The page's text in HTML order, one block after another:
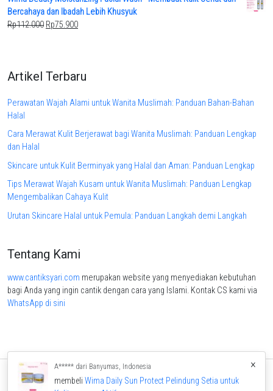
Rp133.500.Rp89.900.
Bercahaya dan Ibadah Lebih Khusyuk
Rp112.000 Original
Rp75.900Current
Artikel Terbaru
Perawatan Wajah Alami untuk Wanita Muslimah: Panduan Bahan-Bahan
Halal
Cara Merawat Kulit Berjerawat bagi Wanita Muslimah: Panduan Lengkap
dan Halal
Skincare untuk Kulit Berminyak yang Halal dan Aman: Panduan Lengkap
Tips Merawat Wajah Kusam untuk Wanita Muslimah: Panduan Lengkap
Mengembalikan Cahaya Kulit
Urutan Skincare Halal untuk Pemula: Panduan Langkah demi Langkah
Tentang Kami
www.cantiksyari.com merupakan website yang menyediakan kebutuhan
bagi Anda yang ingin cantik dengan cara yang Islami. Kontak CS kami via
WhatsApp di sini
×
A***** dari Banyumas, Indonesia
membeli Wima Daily Sun Protect Pelindung Setia untuk